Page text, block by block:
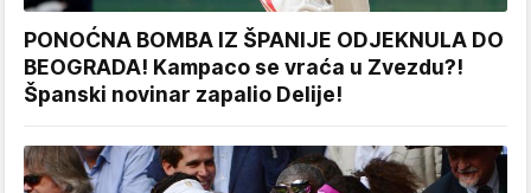
PONOĆNA BOMBA IZ ŠPANIJE ODJEKNULA DO
BEOGRADA! Kampaco se vraća u Zvezdu?!
Španski novinar zapalio Delije!